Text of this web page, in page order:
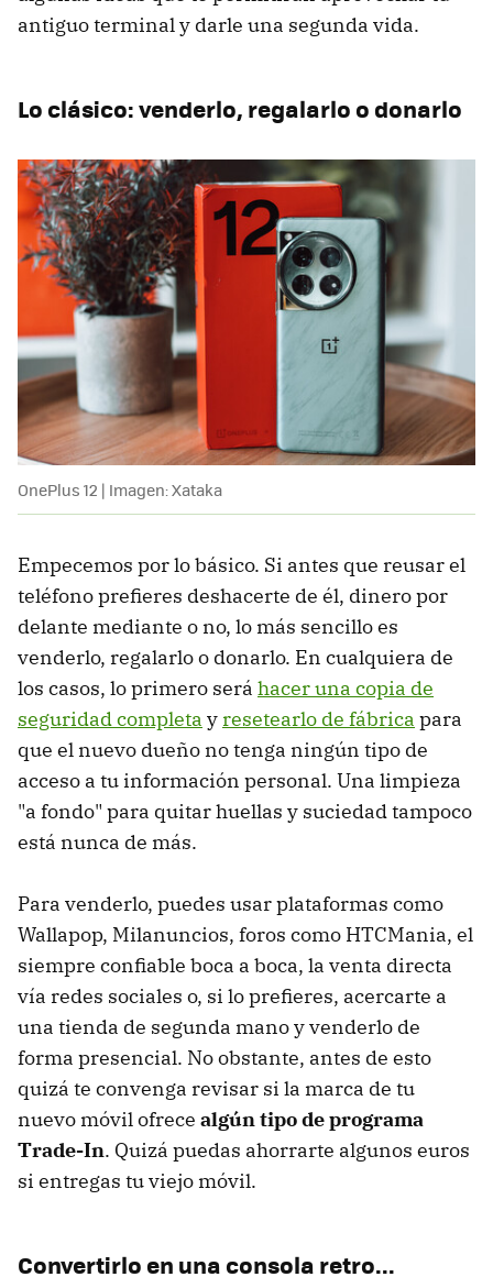
antiguo terminal y darle una segunda vida.
Lo clásico: venderlo, regalarlo o donarlo
OnePlus 12 | Imagen: Xataka
Empecemos por lo básico. Si antes que reusar el
teléfono prefieres deshacerte de él, dinero por
delante mediante o no, lo más sencillo es
venderlo, regalarlo o donarlo. En cualquiera de
los casos, lo primero será hacer una copia de
seguridad completa yresetearlo de fábrica para
que el nuevo dueño no tenga ningún tipo de
acceso a tu información personal. Una limpieza
"a fondo" para quitar huellas y suciedad tampoco
está nunca de más.
Para venderlo, puedes usar plataformas como
Wallapop, Milanuncios, foros como HTCMania, el
siempre confiable boca a boca, la venta directa
vía redes sociales o, si lo prefieres, acercarte a
una tienda de segunda mano y venderlo de
forma presencial. No obstante, antes de esto
quizá te convenga revisar si la marca de tu
nuevo móvil ofrece algún tipo de programa
Trade-In. Quizá puedas ahorrarte algunos euros
si entregas tu viejo móvil.
Convertirlo en una consola retro...